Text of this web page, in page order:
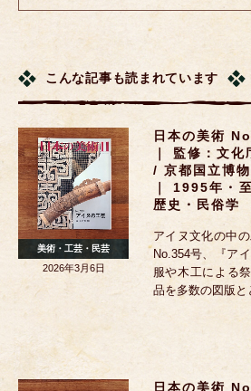
こんな記事も読まれています
日本の美術
｜ 監修：文
/ 京都国立博
｜ 1995年・
歴史・民俗学
アイヌ文化の中
No.354号、『ア
服や木工による
品を多数の図版と
美術・工芸・民芸
2026年3月6日
日本の美術